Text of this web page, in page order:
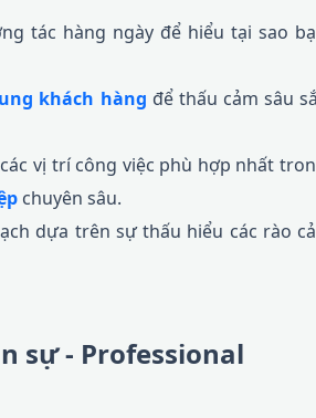
tác hàng ngày để hiểu tại sao
khách hàng để thấu cảm sâu
vị trí công việc phù hợp nhất
chuyên sâu.
dựa trên sự thấu hiểu các rào
sự - Professional